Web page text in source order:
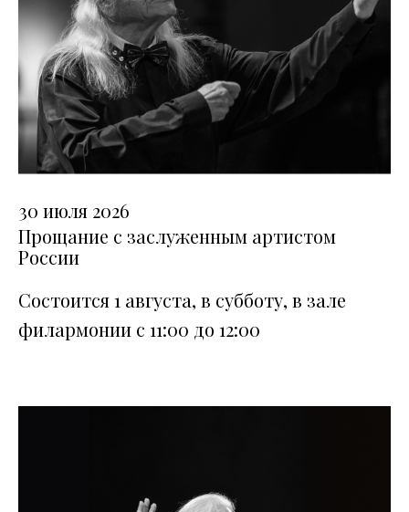
30 июля 2026
Прощание с заслуженным артистом
России
Состоится 1 августа, в субботу, в зале
филармонии с 11:00 до 12:00